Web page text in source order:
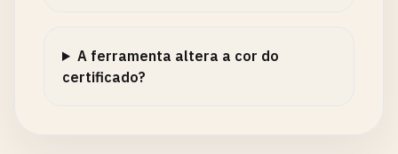
A ferramenta altera a cor do
certificado?